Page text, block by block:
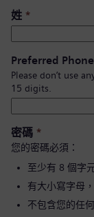
姓 *
Preferred Phone
Please don’t use
15 digits.
密碼 *
您的密碼必須：
至少有 8 個字
有大小寫字母
不包含您的任